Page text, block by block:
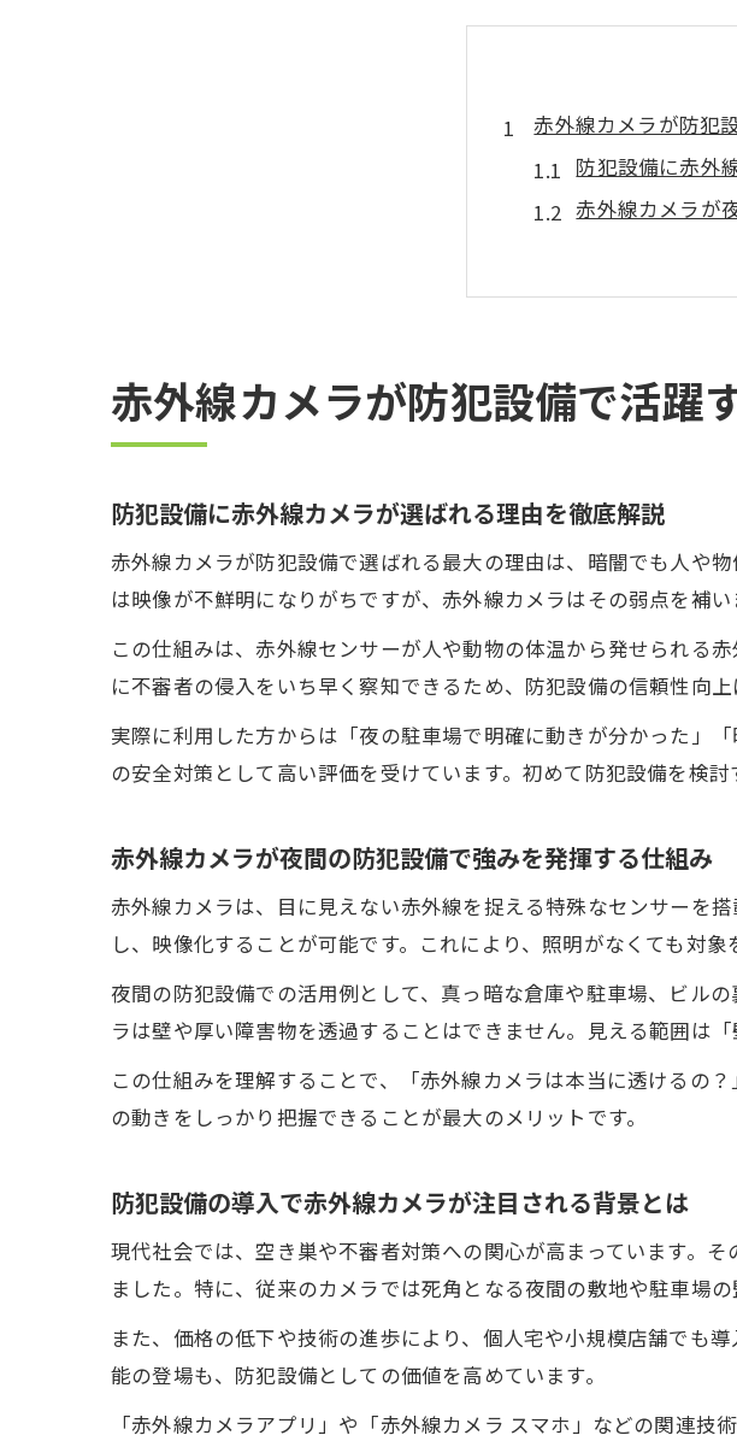
赤外線カメラが防犯
防犯設備に赤外
赤外線カメラが
防犯設備の導入
赤外線カメラが
闇夜でも見える赤外
赤外線カメラと
赤外線カメラの
防犯設備の暗
赤外線カメラで
防犯設備選びで
防犯設備用赤外
防犯設備導入時
赤外線カメラの
赤外線カメラは
赤外線カメラの
赤外線カメラアプリ
防犯設備と赤外
赤外線カメラア
赤外線カメラア
防犯設備で赤外
スマホで試せる赤外
防犯設備に役立
赤外線カメラが防犯設備で活躍
防犯設備に赤外線カメラが選ばれる理由を徹底解説
赤外線カメラが防犯設備で選ばれる最大の理由は、暗闇でも人や
は映像が不鮮明になりがちですが、赤外線カメラはその弱点を補
この仕組みは、赤外線センサーが人や動物の体温から発せられる
に不審者の侵入をいち早く察知できるため、防犯設備の信頼性向上
実際に利用した方からは「夜の駐車場で明確に動きが分かった」
の安全対策として高い評価を受けています。初めて防犯設備を検
赤外線カメラが夜間の防犯設備で強みを発揮する仕組み
赤外線カメラは、目に見えない赤外線を捉える特殊なセンサーを
し、映像化することが可能です。これにより、照明がなくても対象
夜間の防犯設備での活用例として、真っ暗な倉庫や駐車場、ビル
ラは壁や厚い障害物を透過することはできません。見える範囲は
この仕組みを理解することで、「赤外線カメラは本当に透けるの
の動きをしっかり把握できることが最大のメリットです。
防犯設備の導入で赤外線カメラが注目される背景とは
現代社会では、空き巣や不審者対策への関心が高まっています。
ました。特に、従来のカメラでは死角となる夜間の敷地や駐車場の
また、価格の低下や技術の進歩により、個人宅や小規模店舗でも
能の登場も、防犯設備としての価値を高めています。
「赤外線カメラアプリ」や「赤外線カメラ スマホ」などの関連